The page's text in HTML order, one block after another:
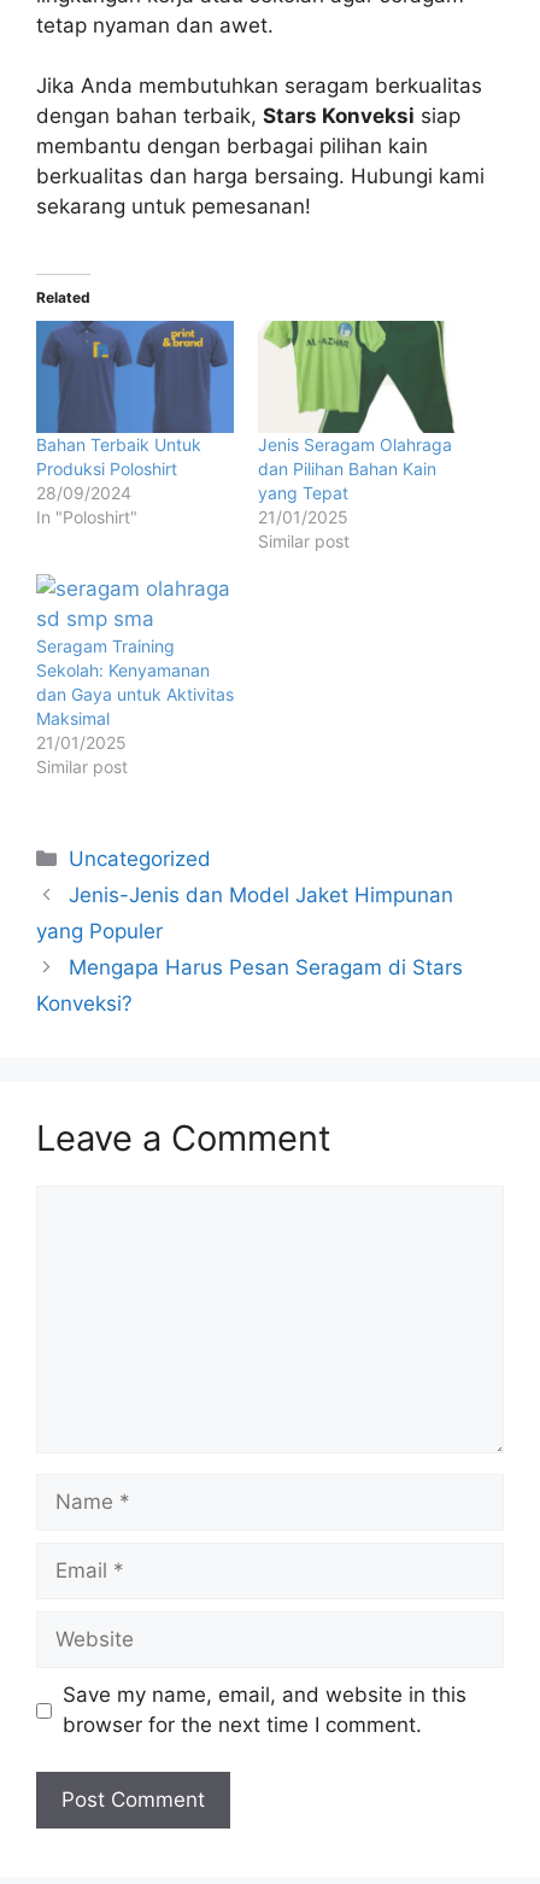
tetap nyaman dan awet.
Jika Anda membutuhkan seragam berkualitas
dengan bahan terbaik, Stars Konveksi siap
membantu dengan berbagai pilihan kain
berkualitas dan harga bersaing. Hubungi kami
sekarang untuk pemesanan!
Related
Bahan Terbaik Untuk
Produksi Poloshirt
28/09/2024
In "Poloshirt"
Jenis Seragam Olahraga
dan Pilihan Bahan Kain
yang Tepat
21/01/2025
Similar post
Seragam Training
Sekolah: Kenyamanan
dan Gaya untuk Aktivitas
Maksimal
21/01/2025
Similar post
Uncategorized
Jenis-Jenis dan Model Jaket Himpunan
yang Populer
Mengapa Harus Pesan Seragam di Stars
Konveksi?
Leave a Comment
Save my name, email, and website in this
browser for the next time I comment.